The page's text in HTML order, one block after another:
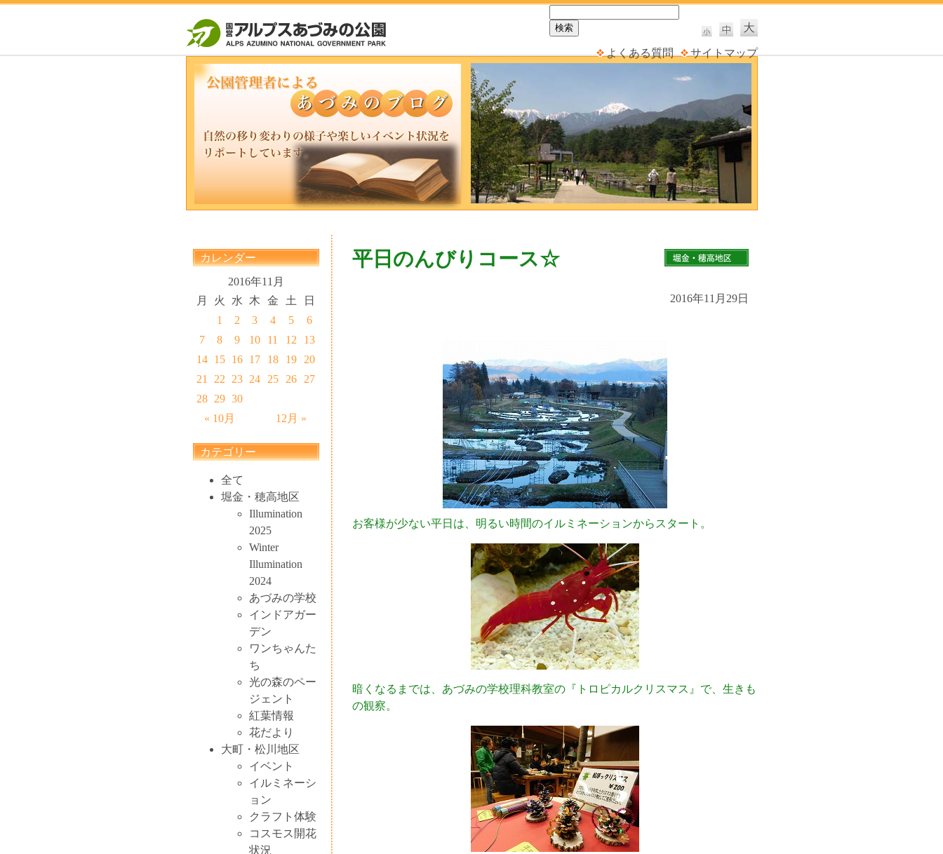
よくある質問 サイトマップ
カレンダー
2016年11月
月
火 水 木 金 土 日
« 10月 12月 »
1 2 3 4 5
6
7
8 9 10 11 12
13
14 15 16 17 18 19
20
21
22 23 24 25 26
27
28 29 30
カテゴリー
全て
堀金・穂高地区
Illumination
2025
Winter
Illumination
2024
あづみの学校
インドアガー
デン
ワンちゃんた
ち
光の森のペー
ジェント
紅葉情報
花だより
大町・松川地区
イベント
イルミネーシ
ョン
クラフト体験
コスモス開花
状況
平日のんびりコース☆
2016年11月29日
お客様が少ない平日は、明るい時間のイルミネーションからスタート。
暗くなるまでは、あづみの学校理科教室の『トロピカルクリスマス』で、生きも
の観察。